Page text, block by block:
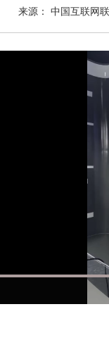
来源： 中国互联网